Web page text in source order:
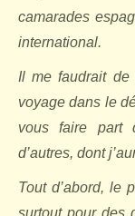
camarades
international.
Il me faudrait de
voyage dans le
vous faire part
d’autres, dont
Tout d’abord, le
surtout pour des